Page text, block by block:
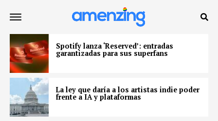
Spotify lanza ‘Reserved’: entradas
garantizadas para sus superfans
La ley que daría a los artistas indie poder
frente a IA y plataformas